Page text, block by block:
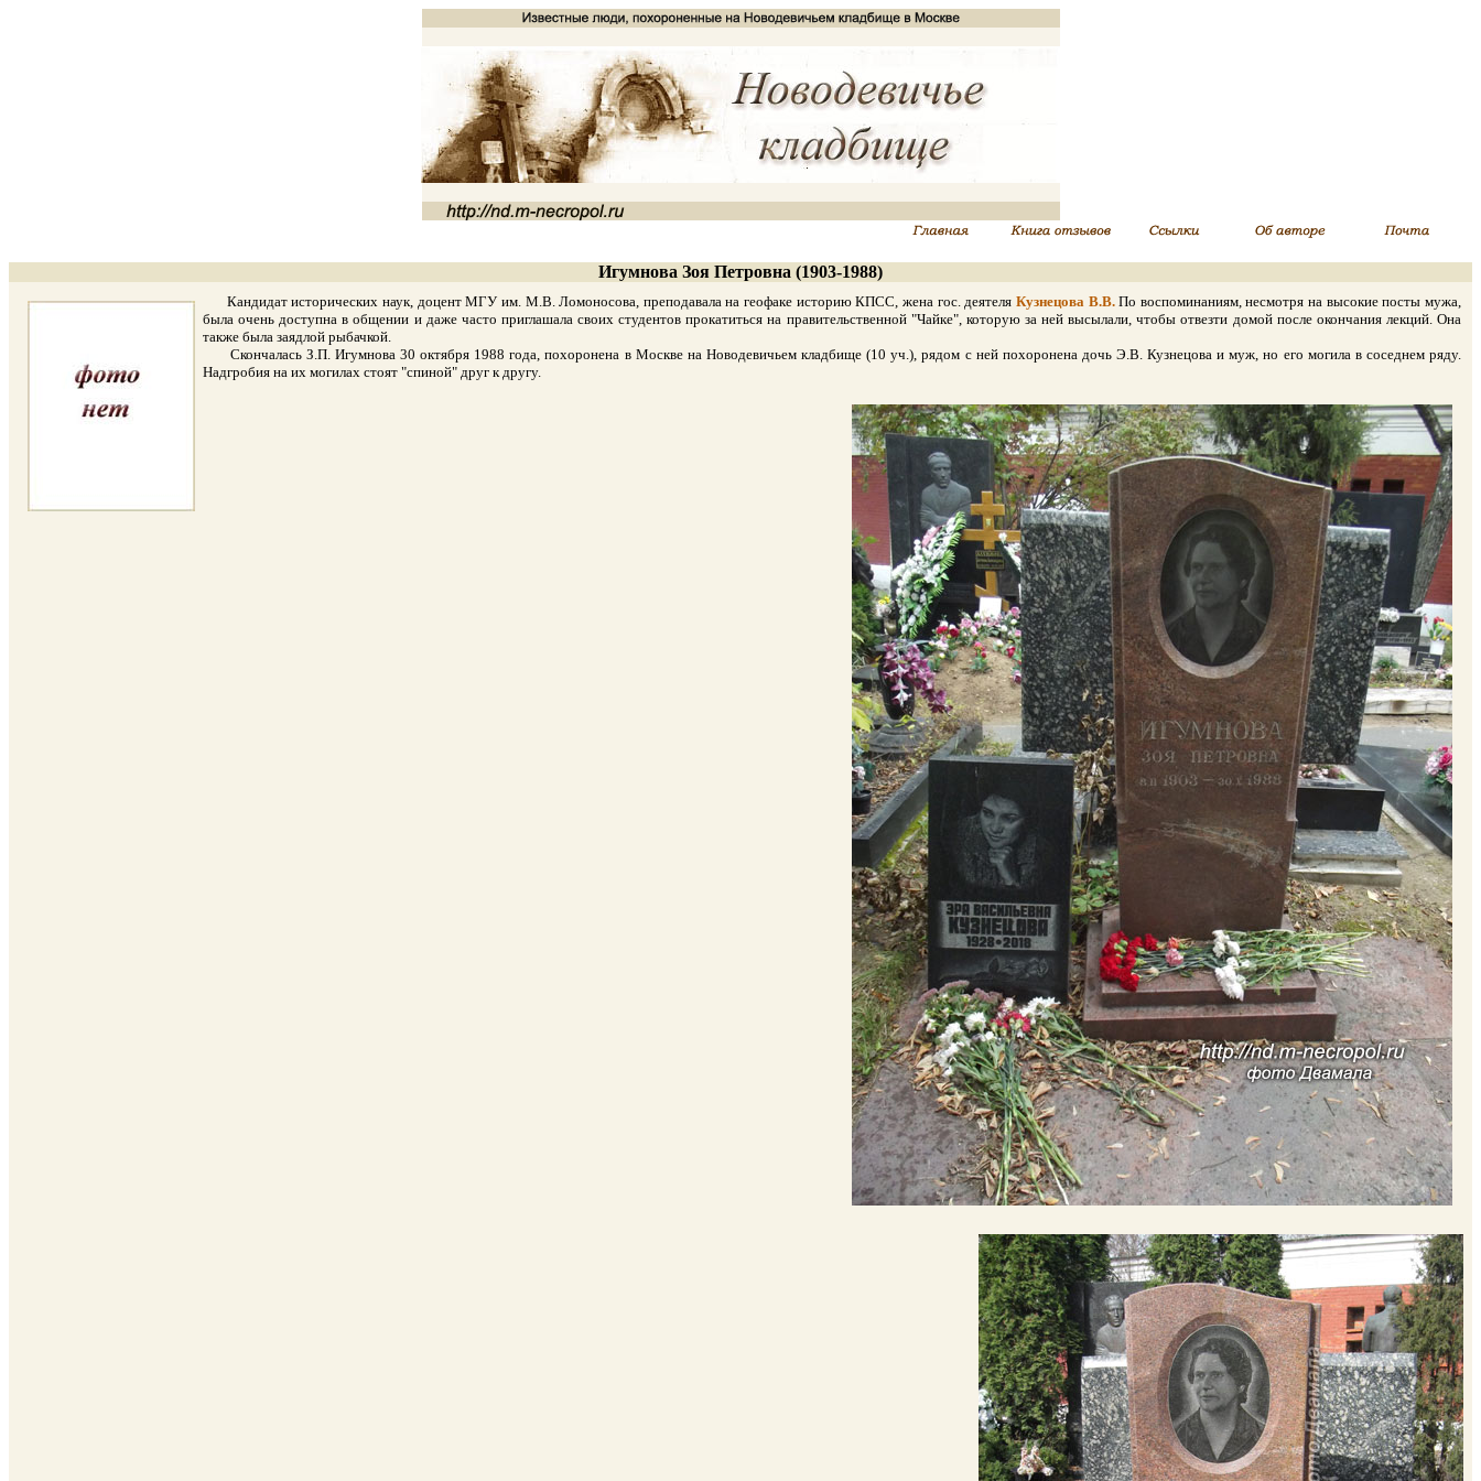
Игумнова Зоя Петровна (1903-1988)
Кандидат исторических наук, доцент МГУ им. М.В. Ломоносова, преподавала на геофаке историю КПСС, жена гос. деятеля Кузнецова В.В.По воспоминаниям, несмотря на высокие посты мужа,
была очень доступна в общении и даже часто приглашала своих студентов прокатиться на правительственной "Чайке", которую за ней высылали, чтобы отвезти домой после окончания лекций. Она
также была заядлой рыбачкой.
Скончалась З.П. Игумнова 30 октября 1988 года, похоронена в Москве на Новодевичьем кладбище (10 уч.), рядом с ней похоронена дочь Э.В. Кузнецова и муж, но его могила в соседнем ряду.
Надгробия на их могилах стоят "спиной" друг к другу.